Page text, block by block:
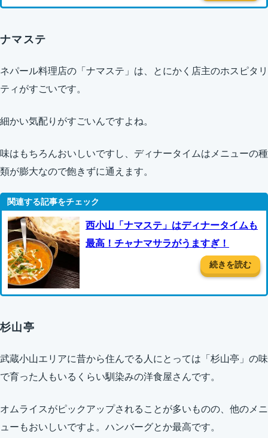
ナマステ
ネパール料理店の「ナマステ」は、とにかく店主のホスピタリ
ティがすごいです。
細かい気配りがすごいんですよね。
味はもちろんおいしいですし、ディナータイムはメニューの種
類が膨大なので飽きずに通えます。
西小山「ナマステ」はディナータイムも
最高！チャナマサラがうますぎ！
続きを読む
杉山亭
武蔵小山エリアに昔から住んでる人にとっては「杉山亭」の味
で育った人もいるくらい馴染みの洋食屋さんです。
オムライスがピックアップされることが多いものの、他のメニ
ューもおいしいですよ。ハンバーグとか最高です。